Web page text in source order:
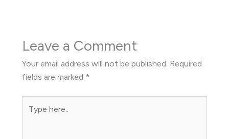
Leave a Comment
Your email address will not be published. Required
fields are marked *
here..